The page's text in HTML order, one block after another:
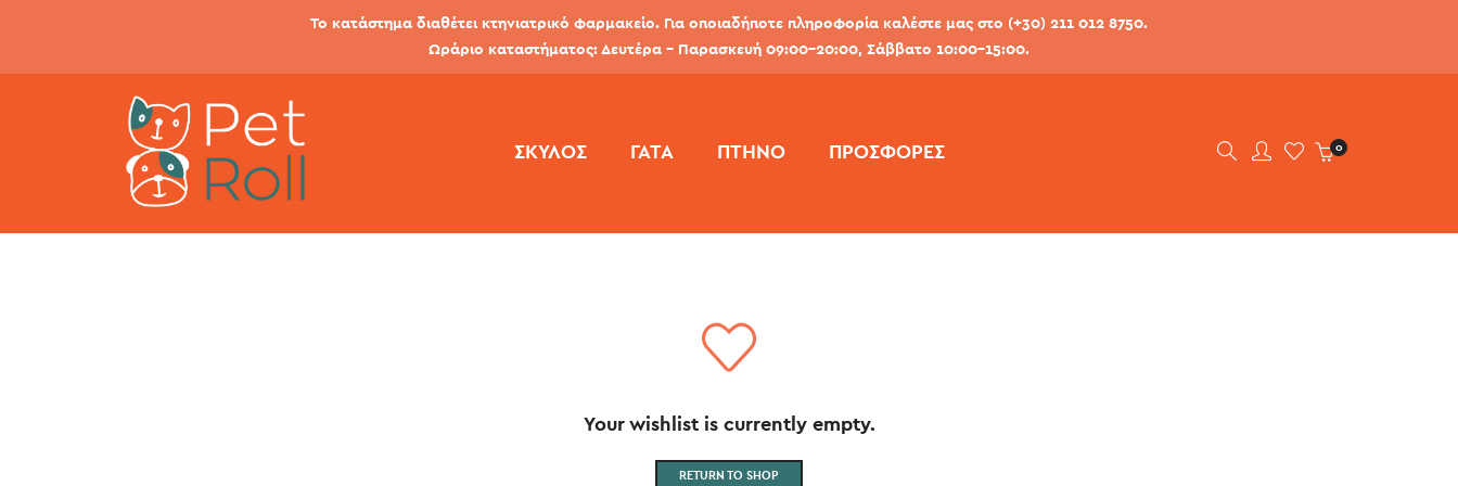
Το κατάστημα διαθέτει κτηνιατρικό φαρμακείο. Για οποιαδήποτε πληροφορία καλέστε μας στο (+30) 211 012 8750.
Ωράριο καταστήματος: Δευτέρα - Παρασκευή 09:00-20:00, Σάββατο 10:00-15:00.
ΣΚΎΛΟΣ ΓΆΤΑ ΠΤΗΝΌ ΠΡΟΣΦΟΡΕΣ 0
Your wishlist is currently empty.
RETURN TO SHOP